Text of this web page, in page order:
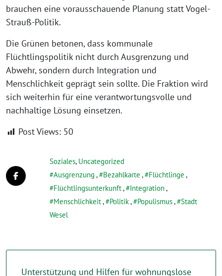
brauchen eine vorausschauende Planung statt Vogel-
Strauß-Politik.
Die Grünen betonen, dass kommunale
Flüchtlingspolitik nicht durch Ausgrenzung und
Abwehr, sondern durch Integration und
Menschlichkeit geprägt sein sollte. Die Fraktion wird
sich weiterhin für eine verantwortungsvolle und
nachhaltige Lösung einsetzen.
Post Views: 50
Soziales, Uncategorized
Ausgrenzung , Bezahlkarte , Flüchtlinge ,
Flüchtlingsunterkunft, Integration,
Menschlichkeit, Politik, Populismus, Stadt
Wesel
Unterstützung und Hilfen für wohnungslose